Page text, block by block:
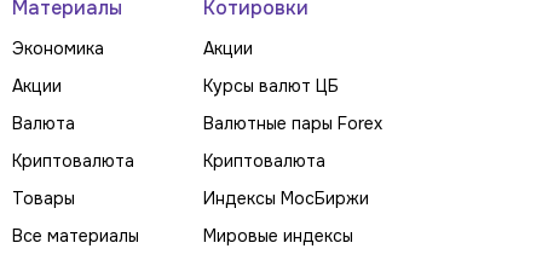
Материалы
Экономика
Акции
Валюта
Криптовалюта
Товары
Все материалы
Котировки
Акции
Курсы валют ЦБ
Валютные пары Forex
Криптовалюта
Индексы МосБиржи
Мировые индексы